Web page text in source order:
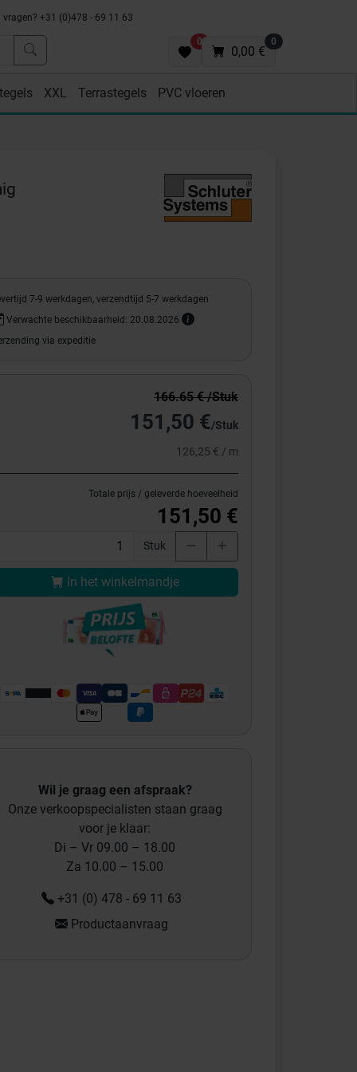
+31 (0)478 - 69 11 63
0 0
0,00 €
XXL Terrastegels PVC vloeren
7-9 werkdagen, verzendtijd 5-7 werkdagen
Verwachte beschikbaarheid: 20.08.2026
via expeditie
166.65 € /Stuk
151,50 €/Stuk
126,25 € / m
Totale prijs / geleverde hoeveelheid
151,50 €
Stuk
In het winkelmandje
Wil je graag een afspraak?
Onze verkoopspecialisten staan graag
voor je klaar:
Di – Vr 09.00 – 18.00
Za 10.00 – 15.00
+31 (0) 478 - 69 11 63
Productaanvraag